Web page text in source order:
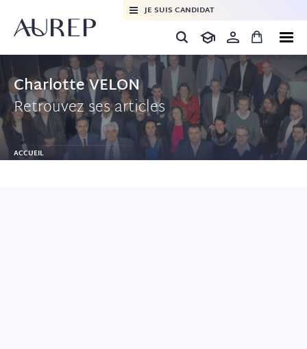
JE SUIS CANDIDAT
Charlotte VELON
Retrouvez ses articles
ACCUEIL